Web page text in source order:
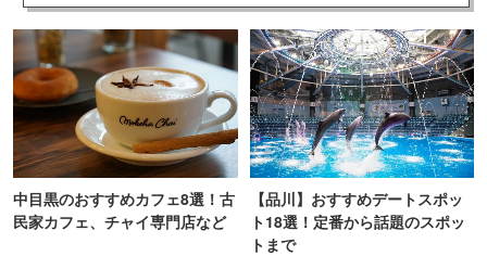
中目黒のおすすめカフェ8選！古
民家カフェ、チャイ専門店など
【品川】おすすめデートスポッ
ト18選！定番から話題のスポッ
トまで